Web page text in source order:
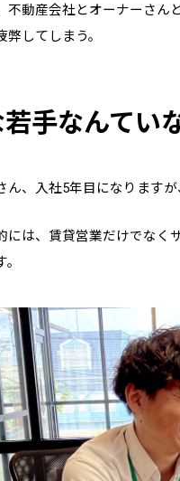
不動産会社とオーナーさん
弊してしまう。
手なんてい
ん、入社5年目になります
には、賃貸営業だけでなく